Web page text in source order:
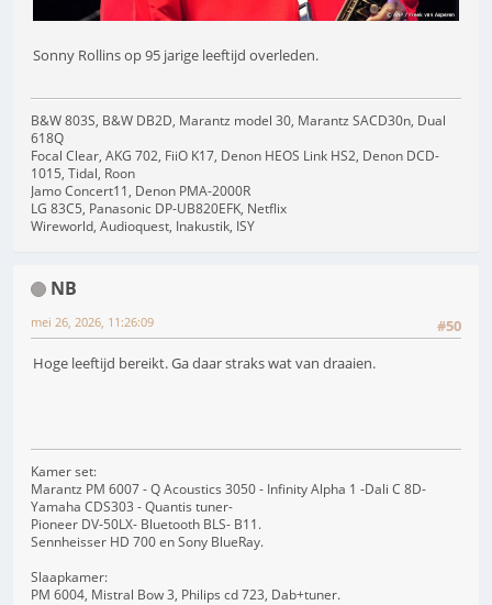
Sonny Rollins op 95 jarige leeftijd overleden.
B&W 803S, B&W DB2D, Marantz model 30, Marantz SACD30n, Dual
618Q
Focal Clear, AKG 702, FiiO K17, Denon HEOS Link HS2, Denon DCD-
1015, Tidal, Roon
Jamo Concert11, Denon PMA-2000R
LG 83C5, Panasonic DP-UB820EFK, Netflix
Wireworld, Audioquest, Inakustik, ISY
NB
#50
mei 26, 2026, 11:26:09
Hoge leeftijd bereikt. Ga daar straks wat van draaien.
Kamer set:
Marantz PM 6007 - Q Acoustics 3050 - Infinity Alpha 1 -Dali C 8D-
Yamaha CDS303 - Quantis tuner-
Pioneer DV-50LX- Bluetooth BLS- B11.
Sennheisser HD 700 en Sony BlueRay.
Slaapkamer:
PM 6004, Mistral Bow 3, Philips cd 723, Dab+tuner.